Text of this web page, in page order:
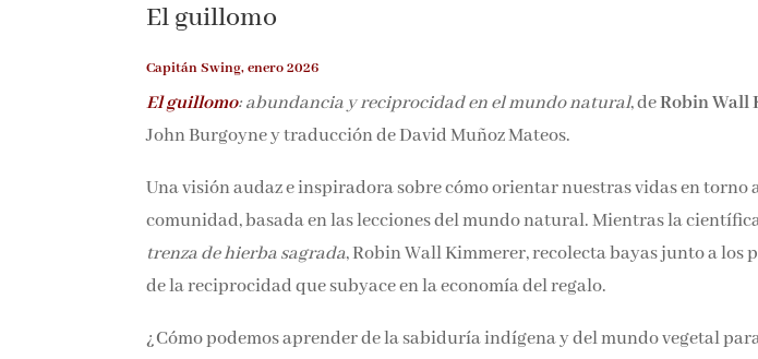
El guillomo
Capitán Swing, enero 2026
El guillomo: abundancia y reciprocidad en el mundo natural, deRobin Wall
John Burgoyne y traducción de David Muñoz Mateos.
Una visión audaz e inspiradora sobre cómo orientar nuestras vidas en
comunidad, basada en las lecciones del mundo natural. Mientras la
trenza de hierba sagrada, Robin Wall Kimmerer, recolecta bayas junto a los
de la reciprocidad que subyace en la economía del regalo.
¿Cómo podemos aprender de la sabiduría indígena y del mundo vegetal